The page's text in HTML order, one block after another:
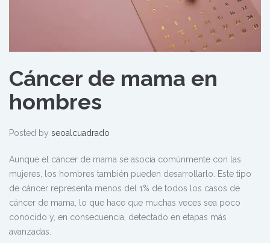
Cáncer de mama en
hombres
Posted by seoalcuadrado
Aunque el cáncer de mama se asocia comúnmente con las
mujeres, los hombres también pueden desarrollarlo. Este tipo
de cáncer representa menos del 1% de todos los casos de
cáncer de mama, lo que hace que muchas veces sea poco
conocido y, en consecuencia, detectado en etapas más
avanzadas.